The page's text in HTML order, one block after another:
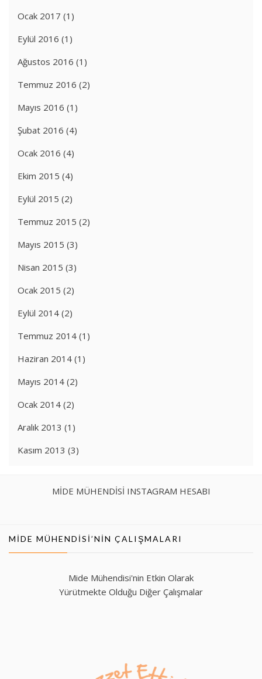
Ocak 2017 (1)
Eylül 2016 (1)
Ağustos 2016 (1)
Temmuz 2016 (2)
Mayıs 2016 (1)
Şubat 2016 (4)
Ocak 2016 (4)
Ekim 2015 (4)
Eylül 2015 (2)
Temmuz 2015 (2)
Mayıs 2015 (3)
Nisan 2015 (3)
Ocak 2015 (2)
Eylül 2014 (2)
Temmuz 2014 (1)
Haziran 2014 (1)
Mayıs 2014 (2)
Ocak 2014 (2)
Aralık 2013 (1)
Kasım 2013 (3)
MİDE MÜHENDİSİ INSTAGRAM HESABI
MIDE MÜHENDISI’NIN ÇALIŞMALARI
Mide Mühendisi'nin Etkin Olarak
Yürütmekte Olduğu Diğer Çalışmalar